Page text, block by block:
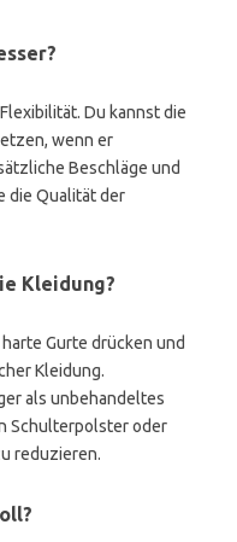
Du kannst die
wenn er
Beschläge und
die Qualität der
Kleidung?
Gurte drücken und
Kleidung.
als unbehandeltes
Schulterpolster oder
reduzieren.